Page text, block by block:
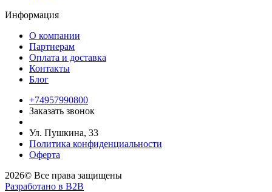
Информация
О компании
Партнерам
Оплата и доставка
Контакты
Блог
+74957990800
Заказать звонок
Ул. Пушкина, 33
Политика конфиденциальности
Оферта
2026© Все права защищены
Разработано в B2B